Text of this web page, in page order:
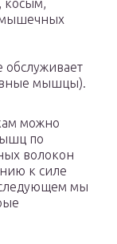
обслуживает
мышцы).
можно
по
волокон
к силе
мы